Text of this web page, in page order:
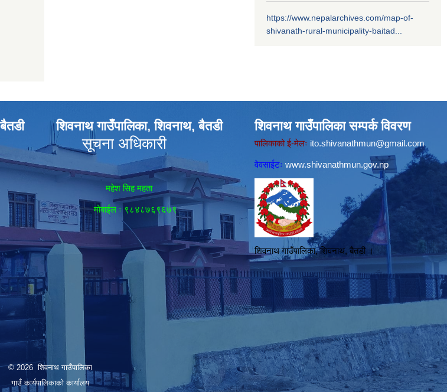
https://www.nepalarchives.com/map-of-
shivanath-rural-municipality-baitad...
शिवनाथ गाउँपालिका, शिवनाथ, बैतडी
सूचना अधिकारी
महेश सिह महता
मोबाईल ः ९८४८७६९६७९
शिवनाथ गाउँपालिका सम्पर्क विवरण
पालिकाको ई-मेलः ito.shivanathmun@gmail.com
वेवसाईटः www.shivanathmun.gov.np
शिवनाथ गाउँपालिका, शिवनाथ, बैतडी ।
© 2026 शिवनाथ गाउँपालिका
गाउँ कार्यपालिकाकाे कार्यालय